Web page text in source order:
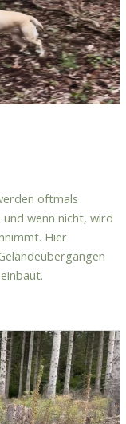
oftmals
wenn nicht, wird
Hier